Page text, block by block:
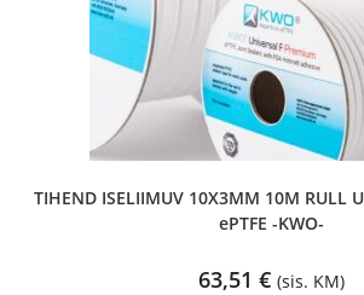
TIHEND ISELIIMUV 10X3MM 10M RULL
ePTFE -KWO-
63,51 € (sis. KM)